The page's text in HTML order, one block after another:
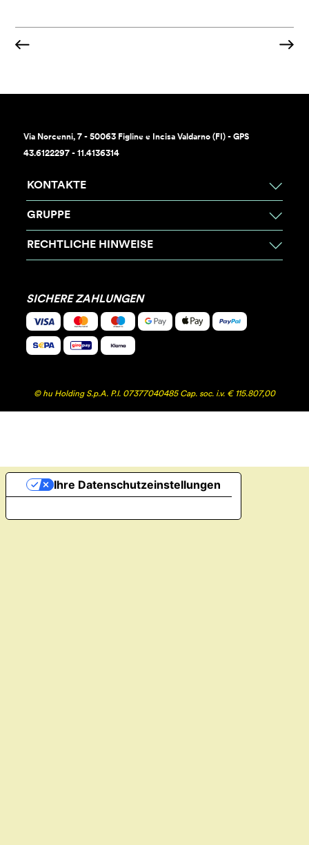
Via Norcenni, 7 - 50063 Figline e Incisa Valdarno (FI) - GPS
43.6122297 - 11.4136314
KONTAKTE
GRUPPE
RECHTLICHE HINWEISE
SICHERE ZAHLUNGEN
© hu Holding S.p.A. P.I. 07377040485 Cap. soc. i.v. € 115.807,00
Ihre Datenschutzeinstellungen